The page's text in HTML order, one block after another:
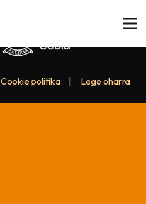
Cookie politika Lege oharra